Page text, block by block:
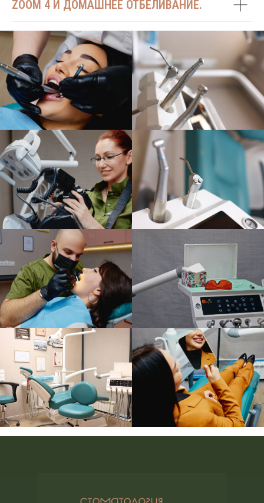
ZOOM 4 И ДОМАШНЕЕ ОТБЕЛИВАНИЕ.